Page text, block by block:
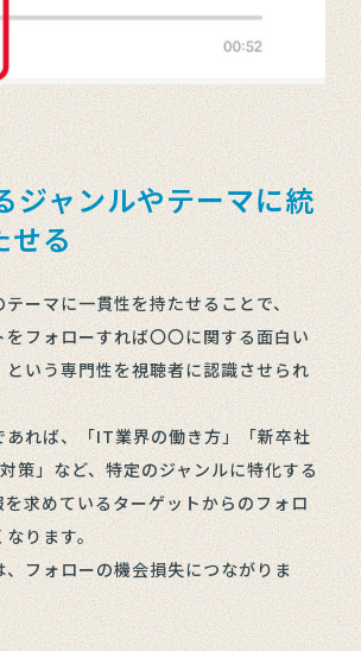
ジャンルやテーマに統
せる
ーマに一貫性を持たせることで、
をフォローすれば〇〇に関する面白い
いう専門性を視聴者に認識させられ
あれば、「IT業界の働き方」「新卒社
策」など、特定のジャンルに特化する
求めているターゲットからのフォロ
ります。
フォローの機会損失につながりま